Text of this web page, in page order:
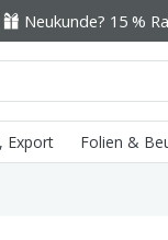
Neukunde? 15 %
Export Folien &